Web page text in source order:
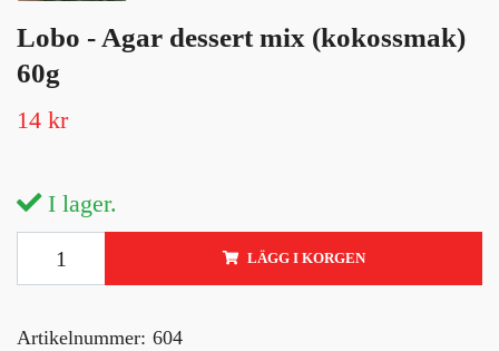
Lobo - Agar dessert mix (kokossmak)
60g
14 kr
I lager.
LÄGG I KORGEN
Artikelnummer: 604